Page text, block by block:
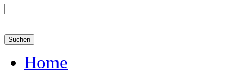
Home